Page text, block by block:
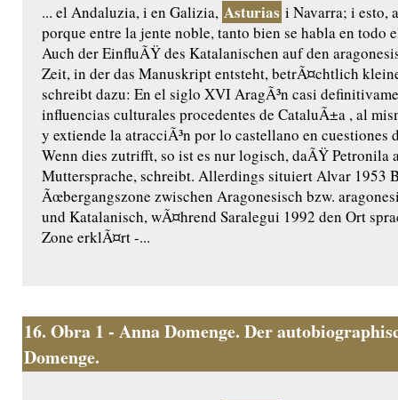
... el Andaluzia, i en Galizia, Asturias i Navarra; i esto,
porque entre la jente noble, tanto bien se habla en todo
Auch der EinfluÃŸ des Katalanischen auf den
Zeit, in der das Manuskript entsteht, betrÃ¤chtlich
schreibt dazu: En el siglo XVI AragÃ³n casi
influencias culturales procedentes de CataluÃ±a , al
y extiende la atracciÃ³n por lo castellano en cuestiones
Wenn dies zutrifft, so ist es nur logisch, daÃŸ Petronila
Muttersprache, schreibt. Allerdings situiert Alvar 1953
Ãœbergangszone zwischen Aragonesisch bzw.
und Katalanisch, wÃ¤hrend Saralegui 1992 den Ort
Zone erklÃ¤rt -...
16. Obra 1 - Anna Domenge. Der
Domenge.